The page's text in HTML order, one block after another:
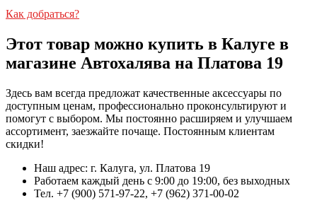
Как добраться?
Этот товар можно купить в Калуге в
магазине Автохалява на Платова 19
Здесь вам всегда предложат качественные аксессуары по
доступным ценам, профессионально проконсультируют и
помогут с выбором. Мы постоянно расширяем и улучшаем
ассортимент, заезжайте почаще. Постоянным клиентам
скидки!
Наш адрес: г. Калуга, ул. Платова 19
Работаем каждый день с 9:00 до 19:00, без выходных
Тел. +7 (900) 571-97-22, +7 (962) 371-00-02